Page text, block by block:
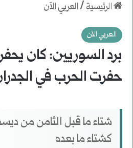
الرئيسية /العربي الآن
العربي الآن
برد السوريين: كان
حفرت الحرب في
كشتاء ما بعده